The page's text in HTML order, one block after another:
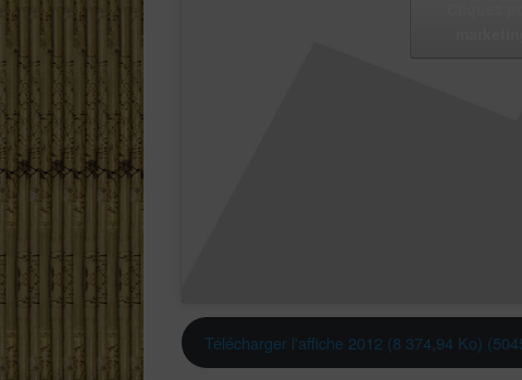
Télécharger l'affiche 2012 (8 374,94 Ko)